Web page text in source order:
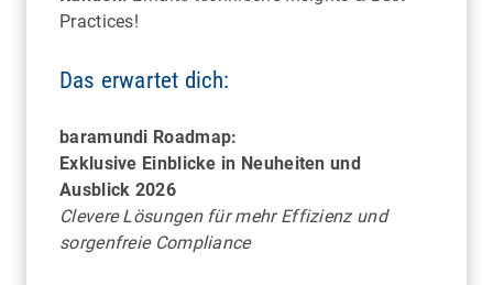
Practices!
Das erwartet dich:
baramundi Roadmap:
Exklusive Einblicke in Neuheiten und
Ausblick 2026
Clevere Lösungen für mehr Effizienz und
sorgenfreie Compliance
Kunst der Schokolade erleben – inklusive
handgefertigter Köstlichkeiten